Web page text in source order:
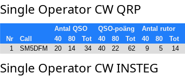
Single Operator CW QRP
Antal QSO QSO-poäng Antal rutor
Nr
Call 40 80 Tot 40 80 Tot 40 80 Tot
1
SM5DFM 20 14 34 40 22 62 9 5 14
Single Operator CW INSTEG